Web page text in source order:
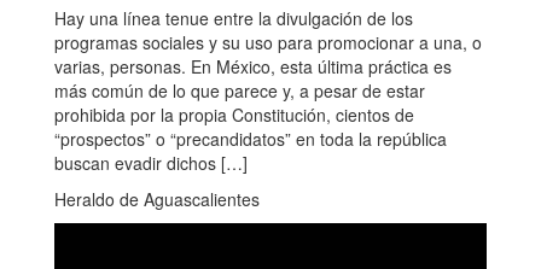
Hay una línea tenue entre la divulgación de los
programas sociales y su uso para promocionar a una, o
varias, personas. En México, esta última práctica es
más común de lo que parece y, a pesar de estar
prohibida por la propia Constitución, cientos de
“prospectos” o “precandidatos” en toda la república
buscan evadir dichos […]
Heraldo de Aguascalientes